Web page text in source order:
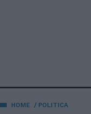
HOME POLITICA